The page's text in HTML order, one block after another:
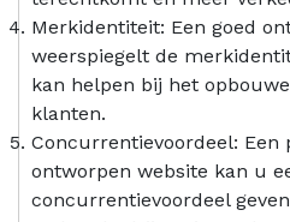
Merkidentiteit: Een goed
weerspiegelt de
kan helpen bij het
klanten.
Concurrentievoordeel: Een
ontworpen website kan u
concurrentievoordeel